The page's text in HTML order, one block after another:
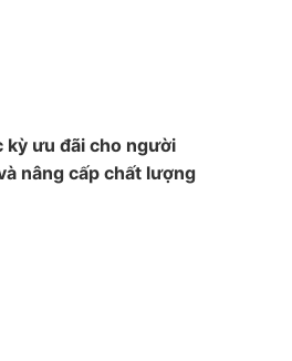
kỳ ưu đãi cho người
nâng cấp chất lượng